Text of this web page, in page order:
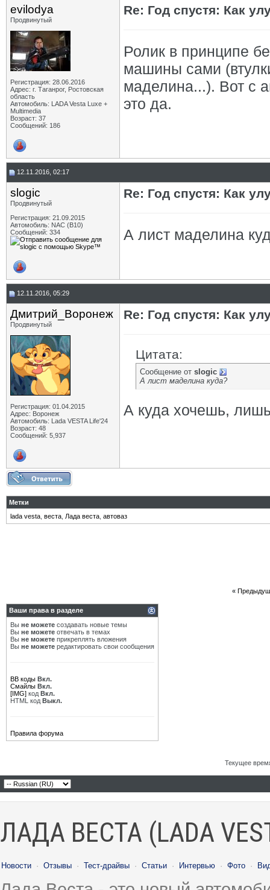
evilodya
Продвинутый
Регистрация: 28.06.2016
Адрес: г. Таганрог, Ростовская
область
Автомобиль: LADA Vesta Luxe +
Multimedia
Возраст: 37
Сообщений: 186
Re: Год спустя: Как
Ролик в принципе
машины сами
маделина...). Вот с
это да.
12.11.2016, 02:17
slogic
Продвинутый
Регистрация: 21.09.2015
Автомобиль: NAC (B10)
Сообщений: 334
Re: Год спустя: Как
А лист маделина
12.11.2016, 05:29
Дмитрий_Воронеж
Продвинутый
Регистрация: 01.04.2015
Адрес: Воронеж
Автомобиль: Lada VESTA Life'24
Возраст: 48
Сообщений: 5,937
Re: Год спустя: Как
Цитата:
Сообщение от slogic
А лист маделина куда?
А куда хочешь,
Метки
lada vesta веста Лада веста автоваз
«
Ваши права в разделе
Вы не можете создавать новые темы
Вы не можете отвечать в темах
Вы не можете прикреплять вложения
Вы не можете редактировать свои сообщения
BB коды Вкл.
Смайлы Вкл.
[IMG] код Вкл.
HTML код Выкл.
Правила форума
Текущее
ЛАДА ВЕСТА (LADA
Новости · Отзывы · Тест-драйвы · Статьи · Интервью · Фото ·